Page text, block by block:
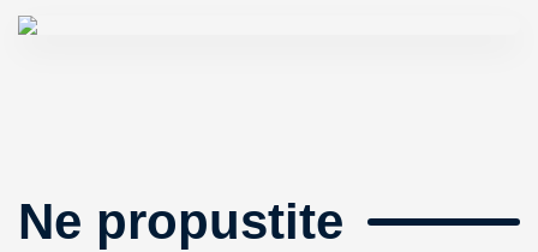
Ne propustite